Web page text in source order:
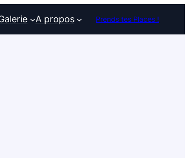
A propos Prends tes Places !